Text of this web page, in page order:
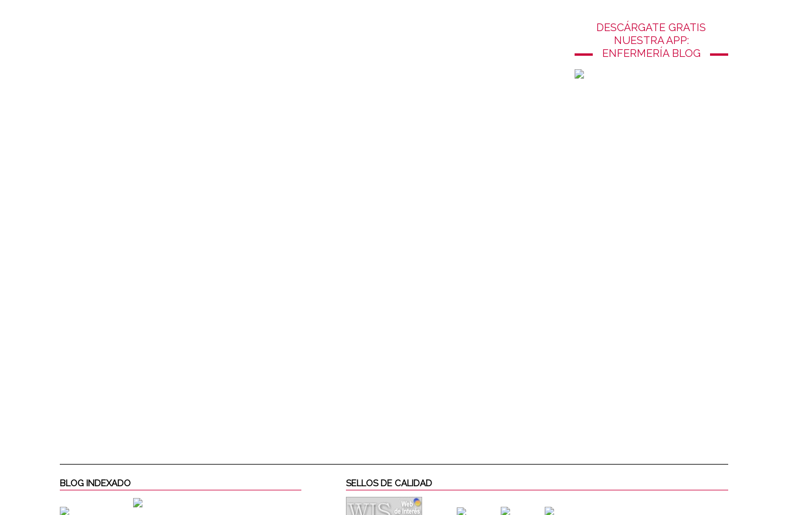
DESCÁRGATE GRATIS
NUESTRA APP:
ENFERMERÍA BLOG
BLOG INDEXADO SELLOS DE CALIDAD